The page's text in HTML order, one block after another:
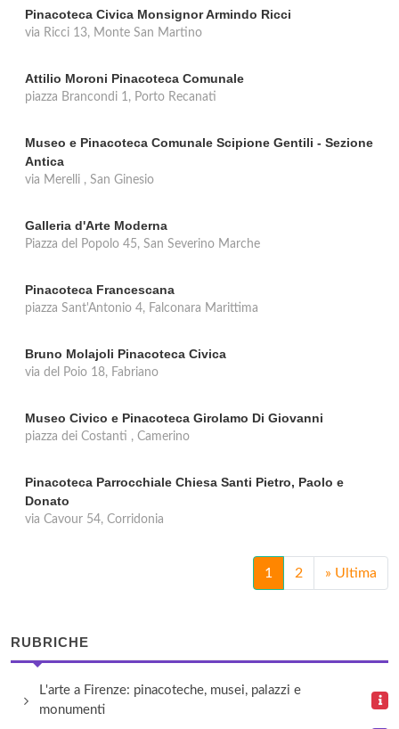
Pinacoteca Civica Monsignor Armindo Ricci
via Ricci 13, Monte San Martino
Attilio Moroni Pinacoteca Comunale
piazza Brancondi 1, Porto Recanati
Museo e Pinacoteca Comunale Scipione Gentili - Sezione
Antica
via Merelli , San Ginesio
Galleria d'Arte Moderna
Piazza del Popolo 45, San Severino Marche
Pinacoteca Francescana
piazza Sant'Antonio 4, Falconara Marittima
Bruno Molajoli Pinacoteca Civica
via del Poio 18, Fabriano
Museo Civico e Pinacoteca Girolamo Di Giovanni
piazza dei Costanti , Camerino
Pinacoteca Parrocchiale Chiesa Santi Pietro, Paolo e
Donato
via Cavour 54, Corridonia
1 2 » Ultima
RUBRICHE
L'arte a Firenze: pinacoteche, musei, palazzi e
monumenti